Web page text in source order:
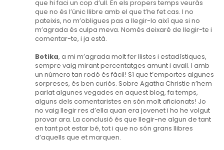
que hi faci un cop d’ull. En els propers temps veuràs
que no és l’únic llibre amb el que t’he fet cas. I no
pateixis, no m’obligues pas a llegir-lo així que si no
m’agrada és culpa meva. Només deixaré de llegir-te i
comentar-te, i ja està.
Botika, a mi m’agrada molt fer llistes i estadístiques,
sempre vaig mirant percentatges amunt i avall. I amb
un número tan rodó és fàcil! Sí que t’emportes algunes
sorpreses, és ben curiós. Sobre Agatha Christie n’hem
parlat algunes vegades en aquest blog, fa temps,
alguns dels comentaristes en són molt aficionats! Jo
no vaig llegir res d’ella quan era jovenet i ho he volgut
provar ara. La conclusió és que llegir-ne algun de tant
en tant pot estar bé, tot i que no són grans llibres
d’aquells que et marquen.